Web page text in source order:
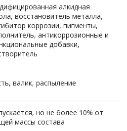
алкидная
восстановитель металла,
коррозии, пигменты,
антикоррозионные и
добавки,
валик, распыление
но не более 10% от
массы состава